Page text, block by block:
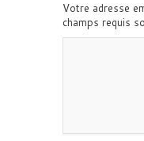
Votre adresse
champs requis